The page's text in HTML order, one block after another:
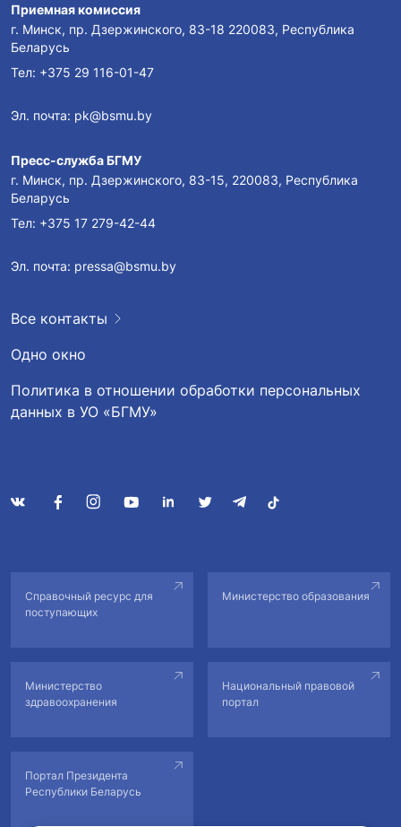
Приемная комиссия
г. Минск, пр. Дзержинского, 83-18 220083, Республика
Беларусь
Тел: +375 29 116-01-47
Эл. почта: pk@bsmu.by
Пресс-служба БГМУ
г. Минск, пр. Дзержинского, 83-15, 220083, Республика
Беларусь
Тел: +375 17 279-42-44
Эл. почта: pressa@bsmu.by
Все контакты
Одно окно
Политика в отношении обработки персональных
данных в УО «БГМУ»
Справочный ресурс для
поступающих
Министерство образования
Министерство
здравоохранения
Национальный правовой
портал
Портал Президента
Республики Беларусь